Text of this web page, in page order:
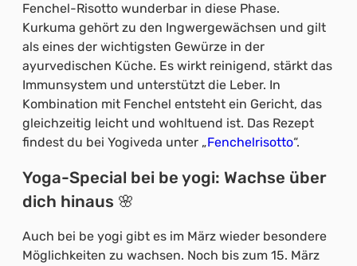
Fenchel-Risotto wunderbar in diese Phase.
Kurkuma gehört zu den Ingwergewächsen und gilt
als eines der wichtigsten Gewürze in der
ayurvedischen Küche. Es wirkt reinigend, stärkt das
Immunsystem und unterstützt die Leber. In
Kombination mit Fenchel entsteht ein Gericht, das
gleichzeitig leicht und wohltuend ist. Das Rezept
findest du bei Yogiveda unter „Fenchelrisotto“.
Yoga-Special bei be yogi: Wachse über
dich hinaus 🌸
Auch bei be yogi gibt es im März wieder besondere
Möglichkeiten zu wachsen. Noch bis zum 15. März